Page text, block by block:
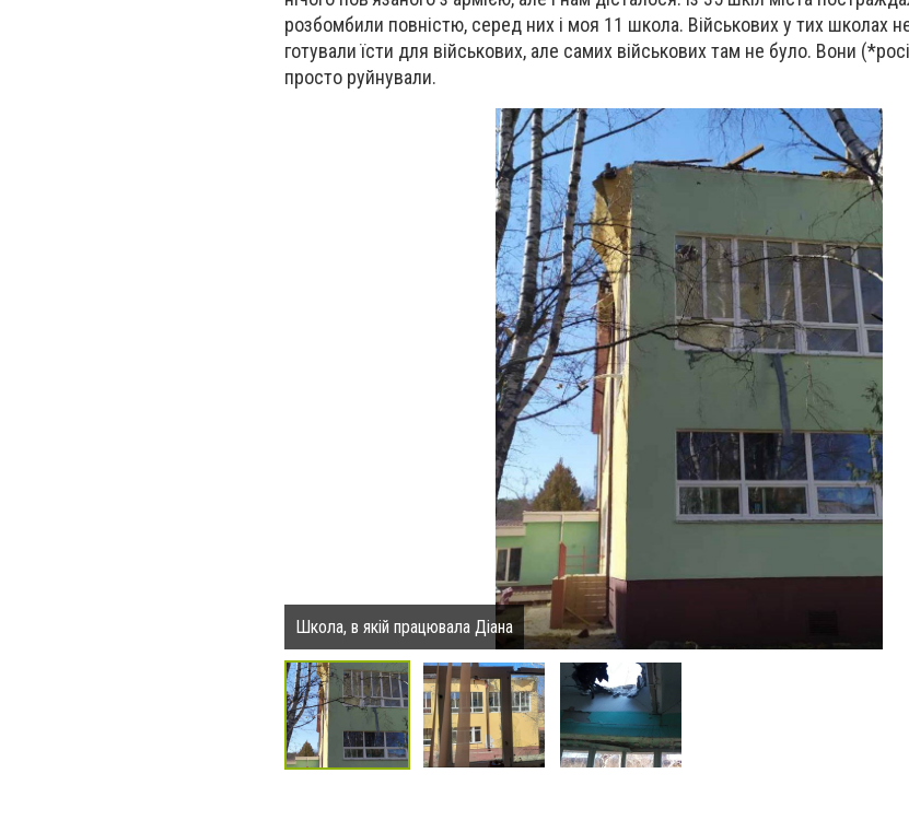
розбомбили повністю, серед них і моя 11 школа. Військових у тих школах
готували їсти для військових, але самих військових там не було. Вони
просто руйнували.
Школа, в якій працювала Діана